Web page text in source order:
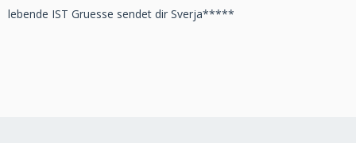
lebende IST Gruesse sendet dir Sverja*****